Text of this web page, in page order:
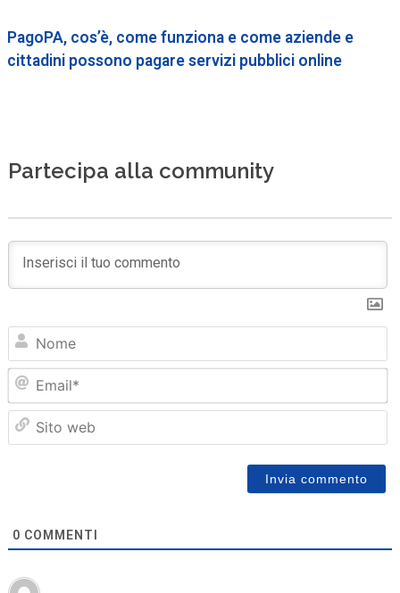
PagoPA, cos’è, come funziona e come aziende e
cittadini possono pagare servizi pubblici online
Partecipa alla community
0 COMMENTI